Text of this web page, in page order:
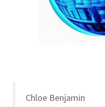
Chloe Benjamin